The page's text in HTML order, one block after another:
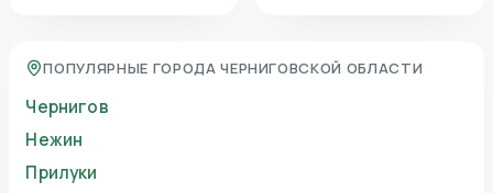
ПОПУЛЯРНЫЕ ГОРОДА ЧЕРНИГОВСКОЙ ОБЛАСТИ
Чернигов
Нежин
Прилуки